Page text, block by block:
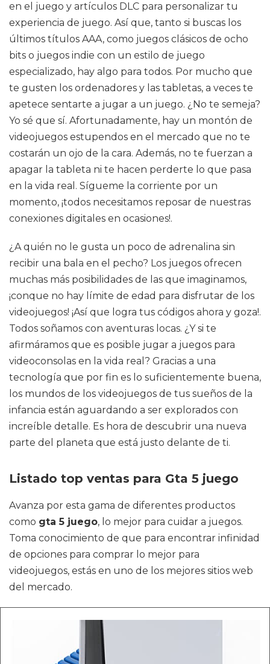
en el juego y artículos DLC para personalizar tu
experiencia de juego. Así que, tanto si buscas los
últimos títulos AAA, como juegos clásicos de ocho
bits o juegos indie con un estilo de juego
especializado, hay algo para todos. Por mucho que
te gusten los ordenadores y las tabletas, a veces te
apetece sentarte a jugar a un juego. ¿No te semeja?
Yo sé que sí. Afortunadamente, hay un montón de
videojuegos estupendos en el mercado que no te
costarán un ojo de la cara. Además, no te fuerzan a
apagar la tableta ni te hacen perderte lo que pasa
en la vida real. Sígueme la corriente por un
momento, ¡todos necesitamos reposar de nuestras
conexiones digitales en ocasiones!.
¿A quién no le gusta un poco de adrenalina sin
recibir una bala en el pecho? Los juegos ofrecen
muchas más posibilidades de las que imaginamos,
¡conque no hay límite de edad para disfrutar de los
videojuegos! ¡Así que logra tus códigos ahora y goza!.
Todos soñamos con aventuras locas. ¿Y si te
afirmáramos que es posible jugar a juegos para
videoconsolas en la vida real? Gracias a una
tecnología que por fin es lo suficientemente buena,
los mundos de los videojuegos de tus sueños de la
infancia están aguardando a ser explorados con
increíble detalle. Es hora de descubrir una nueva
parte del planeta que está justo delante de ti.
Listado top ventas para Gta 5 juego
Avanza por esta gama de diferentes productos
como gta 5 juego, lo mejor para cuidar a juegos.
Toma conocimiento de que para encontrar infinidad
de opciones para comprar lo mejor para
videojuegos, estás en uno de los mejores sitios web
del mercado.